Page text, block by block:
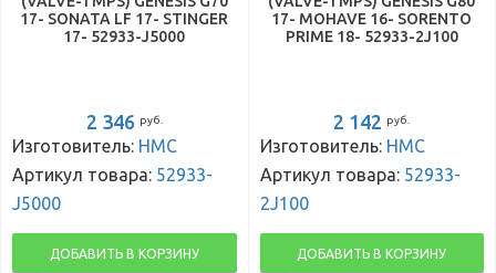
17- SONATA LF 17- STINGER
17- 52933-J5000
2 346 руб.
Изготовитель: HMC
Артикул товара: 52933-
J5000
ДОБАВИТЬ В КОРЗИНУ
17- MOHAVE 16- SORENTO
PRIME 18- 52933-2J100
2 142 руб.
Изготовитель: HMC
Артикул товара: 52933-
2J100
ДОБАВИТЬ В КОРЗИНУ